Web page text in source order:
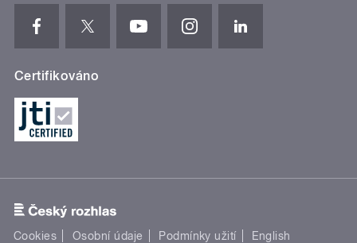
Certifikováno
Cookies Osobní údaje Podmínky užití English